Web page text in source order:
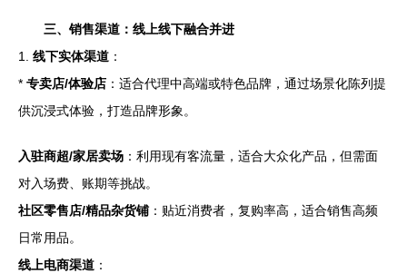
三、销售渠道：线上线下融合并进
1. 线下实体渠道 ：
* 专卖店/体验店 ：适合代理中高端或特色品牌，通过场景化陈列提
供沉浸式体验，打造品牌形象。
入驻商超/家居卖场 ：利用现有客流量，适合大众化产品，但需面
对入场费、账期等挑战。
社区零售店/精品杂货铺 ：贴近消费者，复购率高，适合销售高频
日常用品。
线上电商渠道 ：